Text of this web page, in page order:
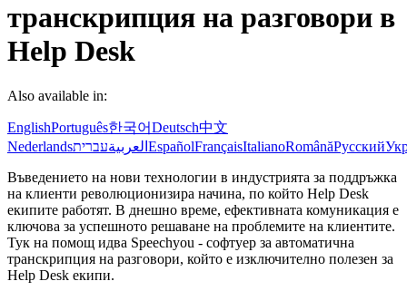
транскрипция на разговори в
Help Desk
Also available in:
EnglishPortuguês한국어Deutsch中文
Nederlands
العربيةעברית EspañolFrançaisItalianoRomânăРусский
Въведението на нови технологии в индустрията за поддръжка
на клиенти революционизира начина, по който Help Desk
екипите работят. В днешно време, ефективната комуникация е
ключова за успешното решаване на проблемите на клиентите.
Тук на помощ идва Speechyou - софтуер за автоматична
транскрипция на разговори, който е изключително полезен за
Help Desk екипи.